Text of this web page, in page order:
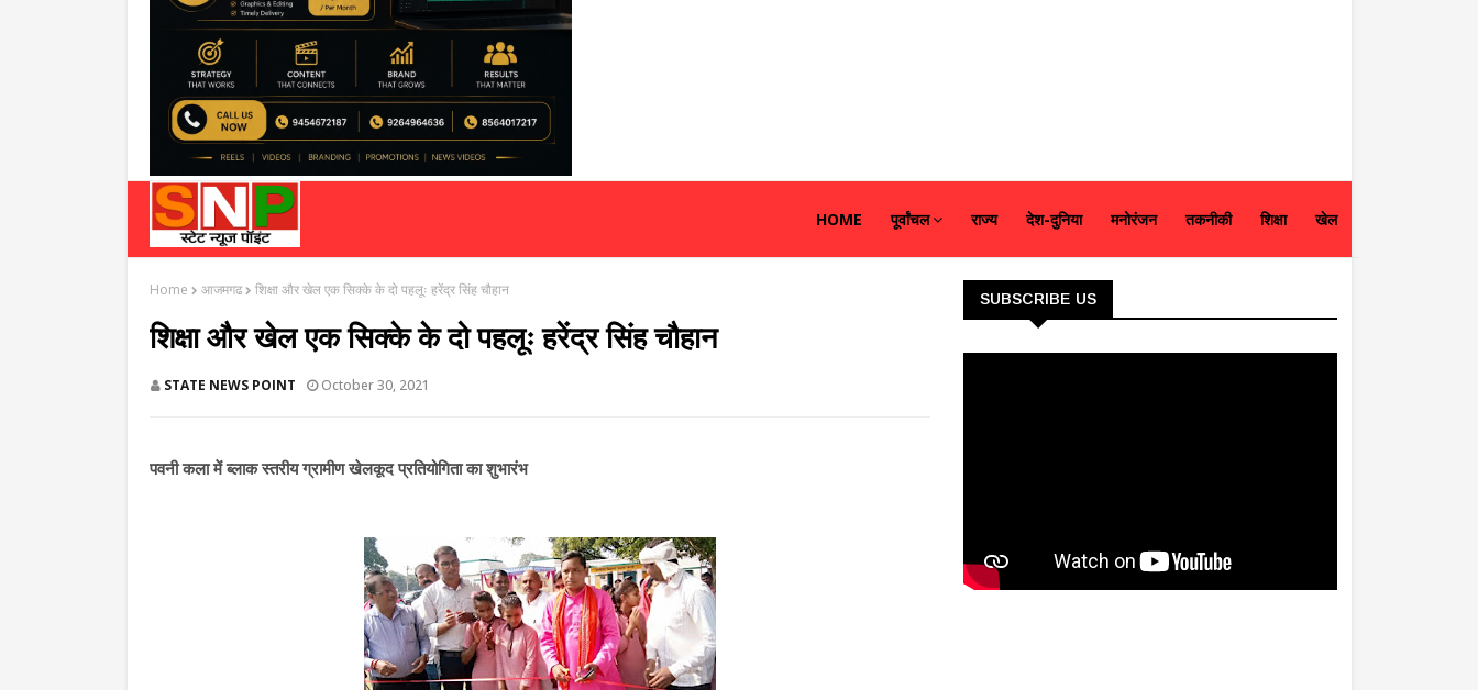
HOME पूर्वांचल राज्य देश-दुनिया मनोरंजन तकनीकी शिक्षा खेल
Home आजमगढ शिक्षा और खेल एक सिक्के के दो पहलूः हरेंद्र सिंह चौहान
शिक्षा और खेल एक सिक्के के दो पहलूः हरेंद्र सिंह चौहान
STATE NEWS POINT October 30, 2021
पवनी कला में ब्लाक स्तरीय ग्रामीण खेलकूद प्रतियोगिता का शुभारंभ
SUBSCRIBE US